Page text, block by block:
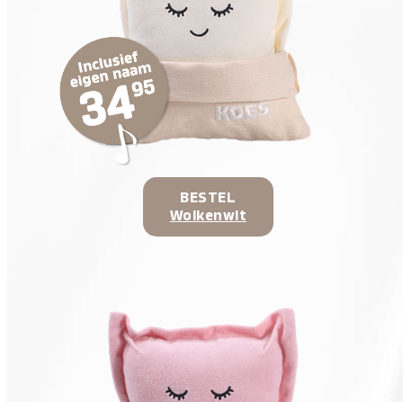
BESTEL
Wolkenwit